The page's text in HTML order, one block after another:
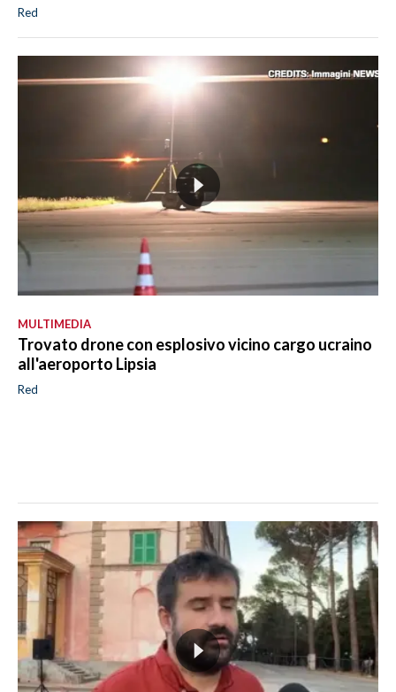
Red
MULTIMEDIA
Trovato drone con esplosivo vicino cargo ucraino
all'aeroporto Lipsia
Red